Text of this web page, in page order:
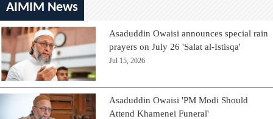
AIMIM News
Asaduddin Owaisi announces special rain
prayers on July 26 'Salat al-Istisqa'
Jul 15, 2026
Asaduddin Owaisi 'PM Modi Should
Attend Khamenei Funeral'